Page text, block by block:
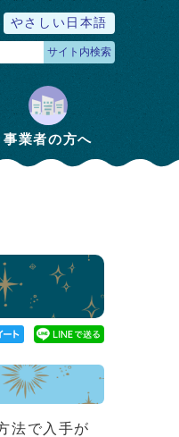
やさしい日本語
サイト内検索
事業者の方へ
法で入手が